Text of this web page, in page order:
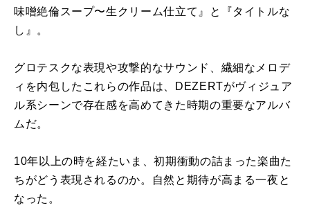
味噌絶倫スープ〜生クリーム仕立て』と『タイトルな
し』。
グロテスクな表現や攻撃的なサウンド、繊細なメロデ
ィを内包したこれらの作品は、DEZERTがヴィジュア
ル系シーンで存在感を高めてきた時期の重要なアルバ
ムだ。
10年以上の時を経たいま、初期衝動の詰まった楽曲た
ちがどう表現されるのか。自然と期待が高まる一夜と
なった。